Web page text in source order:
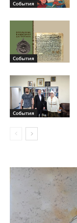
События
События
События